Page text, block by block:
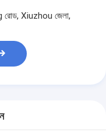
Xiuzhou জেলা,